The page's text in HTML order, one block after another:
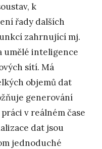
k
řady dalších
zahrnující mj.
umělé inteligence
sítí. Má
objemů dat
generování
v reálném čase
dat jsou
jednoduché